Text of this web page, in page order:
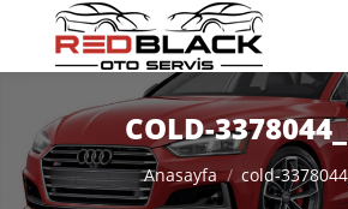
COLD-
You are here:
Anasayfa cold-